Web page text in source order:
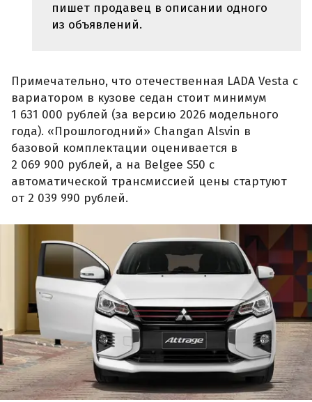
пишет продавец в описании одного
из объявлений.
Примечательно, что отечественная LADA Vesta с
вариатором в кузове седан стоит минимум
1 631 000 рублей (за версию 2026 модельного
года). «Прошлогодний» Changan Alsvin в
базовой комплектации оценивается в
2 069 900 рублей, а на Belgee S50 с
автоматической трансмиссией цены стартуют
от 2 039 990 рублей.